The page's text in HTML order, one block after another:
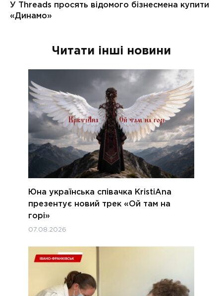
Читати інші новини
Юна українська співачка KristiAna
презентує новий трек «Ой там на
горі»
07.08.2026